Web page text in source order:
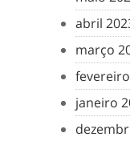
abril
março
janeiro